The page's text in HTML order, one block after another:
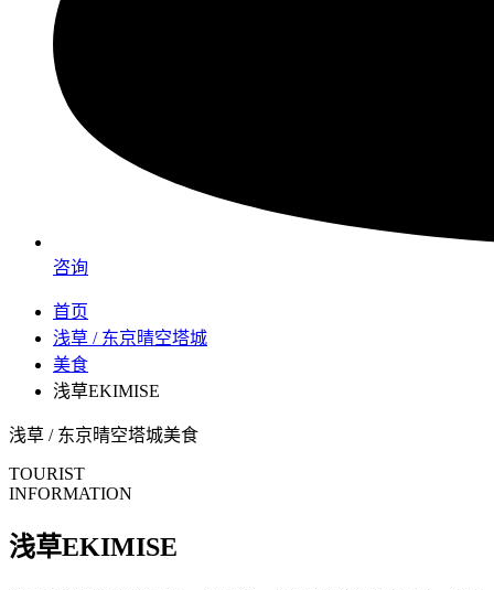
咨询
首页
浅草 / 东京晴空塔城
美食
浅草EKIMISE
浅草 / 东京晴空塔城美食
TOURIST
INFORMATION
浅草EKIMISE